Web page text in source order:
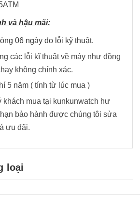
và hậu mãi:
06 ngày do lỗi kỹ thuật.
các lỗi kĩ thuật về máy như đồng
không chính xác.
5 năm ( tính từ lúc mua )
khách mua tại kunkunwatch hư
bảo hành được chúng tôi sửa
ưu đãi.
loại